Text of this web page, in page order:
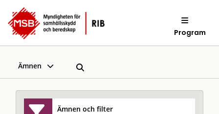
Program
Ämnen
Ämnen och filter